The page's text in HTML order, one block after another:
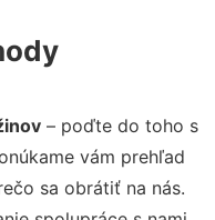
– poďte do toho s
vám prehľad
sa obrátiť na nás.